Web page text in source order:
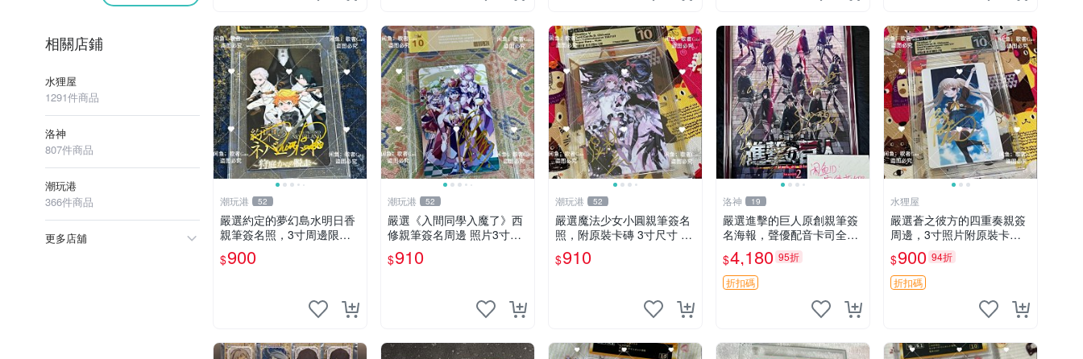
相關店鋪
水狸屋
1291件商品
洛神
807件商品
潮玩港
366件商品
更多店舖
潮玩港 52
嚴選約定的夢幻島水明日香
親筆簽名照，3寸周邊限量
珍藏 紙質佳 附卡磚 約定的
夢幻島 筆記本 名人照
$900
潮玩港 52
嚴選《入間同學入魔了》西
修親筆簽名周邊 照片3寸全
新含卡磚 收藏推薦 鏡像照
片 周邊收藏
$910
潮玩港 52
嚴選魔法少女小圓親筆簽名
照，附原裝卡磚 3寸尺寸 親
簽紀念品 小圓周邊 畫集 監
督親筆
$910
洛神 19
嚴選進擊的巨人原創親筆簽
名海報，聲優配音卡司全集
收藏推薦 艾倫、三笠、阿
明、埃爾文巨細靡遺肖像照
$4,180 95折
折扣碼
水狸屋
嚴選蒼之彼方的四重奏親簽
周邊，3寸照片附原裝卡磚
親簽照 收藏級 影印品 杜蕾
斯相紙質地 限量版 Aokana
Four Rhythm 藍光紀念照
簽名
$900 94折
折扣碼